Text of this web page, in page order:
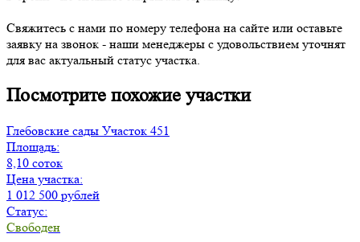
Свяжитесь с нами по номеру телефона на сайте или оставьте
заявку на звонок - наши менеджеры с удовольствием уточнят
для вас актуальный статус участка.
Посмотрите похожие участки
Глебовские сады Участок 451
Площадь:
8,10 соток
Цена участка:
1 012 500 рублей
Статус:
Свободен